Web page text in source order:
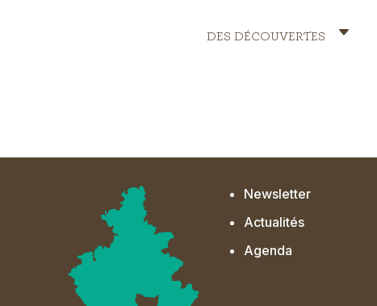
Header
DES DÉCOUVERTES
Newsletter
Actualités
Agenda